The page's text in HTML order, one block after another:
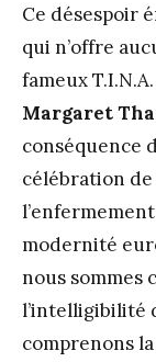
Ce désespoir
qui n’offre
fameux
Margaret
conséquence
célébration
modernité
nous sommes
l’intelligibilité
comprenons